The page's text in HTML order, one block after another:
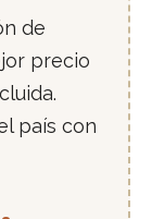
de
precio
país con